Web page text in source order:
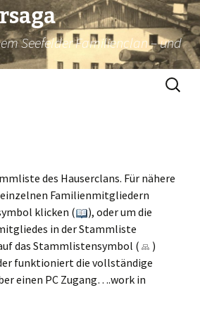
Seefelder Familienclan – und
Suche
nach:
des Hauserclans. Für nähere
Familienmitgliedern
klicken (
), oder um die
in der Stammliste
das Stammlistensymbol (
)
funktioniert die vollständige
einen PC Zugang….work in